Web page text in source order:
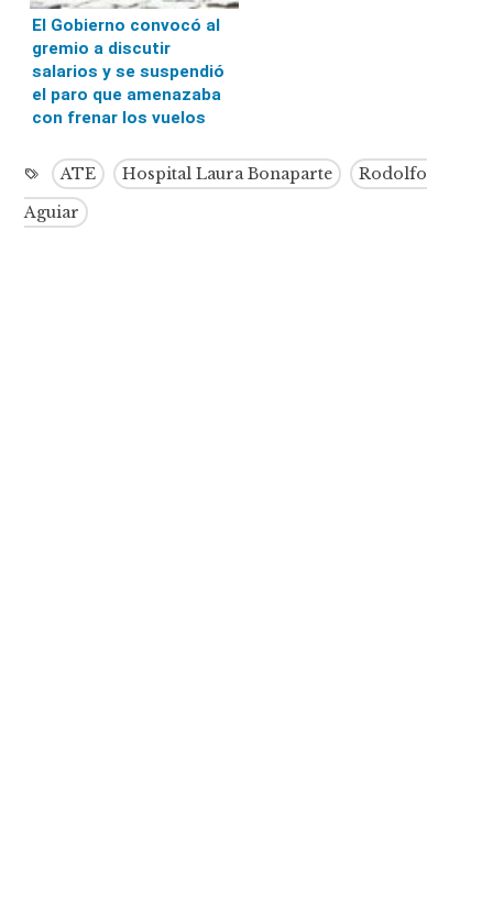
El Gobierno convocó al
gremio a discutir
salarios y se suspendió
el paro que amenazaba
con frenar los vuelos
ATE Hospital Laura Bonaparte
Rodolfo
Aguiar